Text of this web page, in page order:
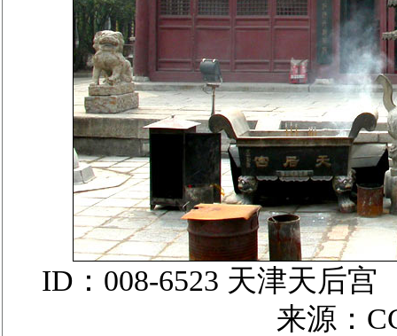
ID：008-6523 天津天后
来源：